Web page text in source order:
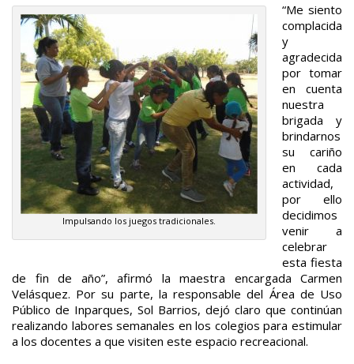
Impulsando los juegos tradicionales.
“Me siento
complacida
y
agradecida
por tomar
en cuenta
nuestra
brigada y
brindarnos
su cariño
en cada
actividad,
por ello
decidimos
venir a
celebrar
esta fiesta
de fin de año”, afirmó la maestra encargada Carmen
Velásquez. Por su parte, la responsable del Área de Uso
Público de Inparques, Sol Barrios, dejó claro que continúan
realizando labores semanales en los colegios para estimular
a los docentes a que visiten este espacio recreacional.